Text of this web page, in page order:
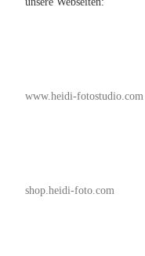
www.heidi-fotostudio.com
shop.heidi-foto.com